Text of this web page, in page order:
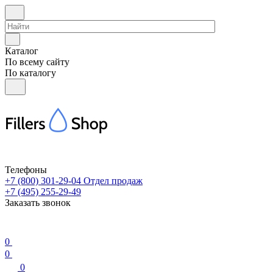
Каталог
По всему сайту
По каталогу
Телефоны
+7 (800) 301-29-04 Отдел продаж
+7 (495) 255-29-49
Заказать звонок
0
0
0